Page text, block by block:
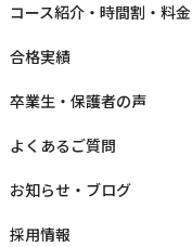
コース紹介・時間割・料⾦
合格実績
卒業⽣‧保護者の声
よくあるご質問
お知らせ‧ブログ
採⽤情報